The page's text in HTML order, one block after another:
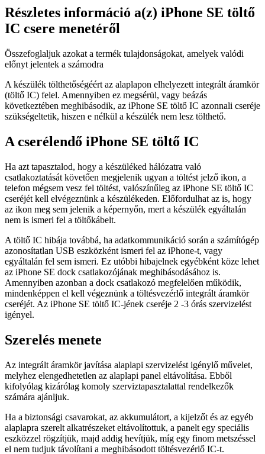
Részletes információ a(z) iPhone SE töltő
IC csere menetéről
Összefoglaljuk azokat a termék tulajdonságokat, amelyek valódi
előnyt jelentek a számodra
A készülék tölthetőségéért az alaplapon elhelyezett integrált áramkör
(töltő IC) felel. Amennyiben ez megsérül, vagy beázás
következtében meghibásodik, az iPhone SE töltő IC azonnali cseréje
szükségeltetik, hiszen e nélkül a készülék nem lesz tölthető.
A cserélendő iPhone SE töltő IC
Ha azt tapasztalod, hogy a készüléked hálózatra való
csatlakoztatását követően megjelenik ugyan a töltést jelző ikon, a
telefon mégsem vesz fel töltést, valószínűleg az iPhone SE töltő IC
cseréjét kell elvégeznünk a készülékeden. Előfordulhat az is, hogy
az ikon meg sem jelenik a képernyőn, mert a készülék egyáltalán
nem is ismeri fel a töltőkábelt.
A töltő IC hibája továbbá, ha adatkommunikáció során a számítógép
azonosítatlan USB eszközként ismeri fel az iPhone-t, vagy
egyáltalán fel sem ismeri. Ez utóbbi hibajelnek egyébként köze lehet
az iPhone SE dock csatlakozójának meghibásodásához is.
Amennyiben azonban a dock csatlakozó megfelelően működik,
mindenképpen el kell végeznünk a töltésvezérlő integrált áramkör
cseréjét. Az iPhone SE töltő IC-jének cseréje 2 -3 órás szervizelést
igényel.
Szerelés menete
Az integrált áramkör javítása alaplapi szervizelést igénylő művelet,
melyhez elengedhetetlen az alaplapi panel eltávolítása. Ebből
kifolyólag kizárólag komoly szerviztapasztalattal rendelkezők
számára ajánljuk.
Ha a biztonsági csavarokat, az akkumulátort, a kijelzőt és az egyéb
alaplapra szerelt alkatrészeket eltávolítottuk, a panelt egy speciális
eszközzel rögzítjük, majd addig hevítjük, míg egy finom metszéssel
el nem tudjuk távolítani a meghibásodott töltésvezérlő IC-t.